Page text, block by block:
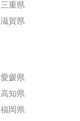
三重県
滋賀県
愛媛県
高知県
福岡県